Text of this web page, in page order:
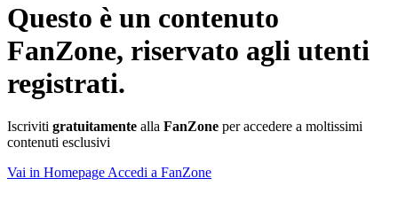
Questo è un contenuto
FanZone, riservato agli utenti
registrati.
Iscriviti gratuitamente alla FanZone per accedere a moltissimi
contenuti esclusivi
Vai in Homepage Accedi a FanZone